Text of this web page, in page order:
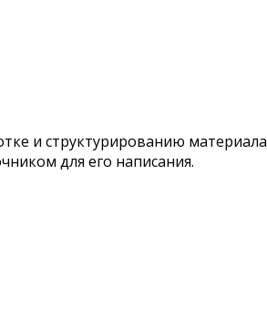
и структурированию
для его написания.